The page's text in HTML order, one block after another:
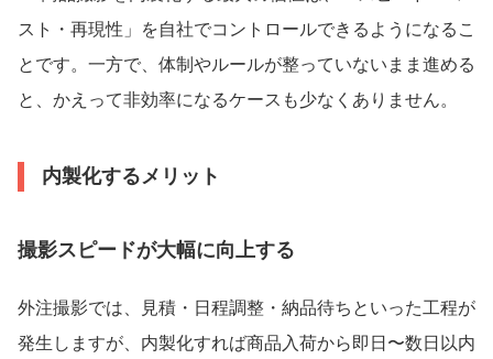
スト・再現性」を自社でコントロールできるようになるこ
とです。一方で、体制やルールが整っていないまま進める
と、かえって非効率になるケースも少なくありません。
内製化するメリット
撮影スピードが大幅に向上する
外注撮影では、見積・日程調整・納品待ちといった工程が
発生しますが、内製化すれば商品入荷から即日〜数日以内